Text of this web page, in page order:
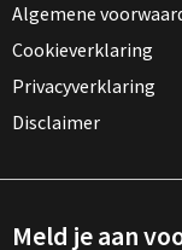
Algemene
Cookieverklaring
Privacyverklaring
Disclaimer
Meld je aan